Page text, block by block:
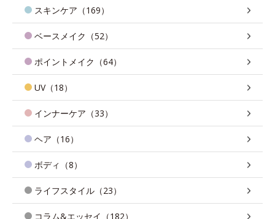
スキンケア（169）
ベースメイク（52）
ポイントメイク（64）
UV（18）
インナーケア（33）
ヘア（16）
ボディ（8）
ライフスタイル（23）
コラム&エッセイ（182）